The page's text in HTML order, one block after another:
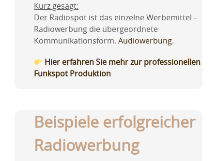
Kurz gesagt:
Der Radiospot ist das einzelne Werbemittel –
Radiowerbung die übergeordnete
Kommunikationsform. Audiowerbung.
Hier erfahren Sie mehr zur professionellen
Funkspot Produktion
Beispiele erfolgreicher
Radiowerbung